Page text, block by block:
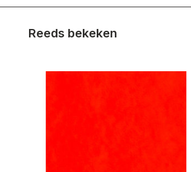
Reeds bekeken